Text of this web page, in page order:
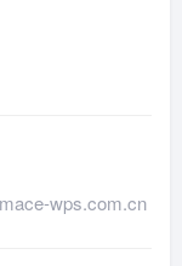
wps.com.cn